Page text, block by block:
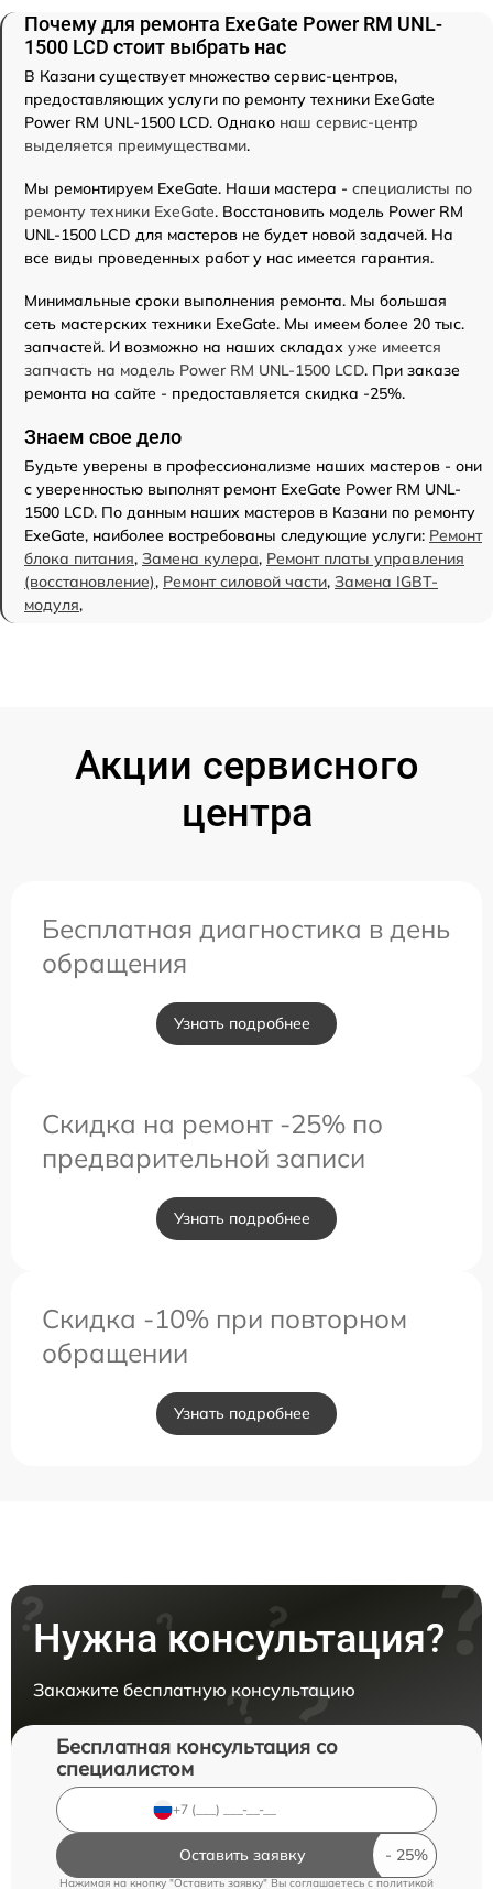
Почему для ремонта ExeGate Power RM UNL-
1500 LCD стоит выбрать нас
В Казани существует множество сервис-центров,
предоставляющих услуги по ремонту техники ExeGate
Power RM UNL-1500 LCD. Однако наш сервис-центр
выделяется преимуществами.
Мы ремонтируем ExeGate. Наши мастера - специалисты по
ремонту техники ExeGate. Восстановить модель Power RM
UNL-1500 LCD для мастеров не будет новой задачей. На
все виды проведенных работ у нас имеется гарантия.
Минимальные сроки выполнения ремонта. Мы большая
сеть мастерских техники ExeGate. Мы имеем более 20 тыс.
запчастей. И возможно на наших складах уже имеется
запчасть на модель Power RM UNL-1500 LCD. При заказе
ремонта на сайте - предоставляется скидка -25%.
Знаем свое дело
Будьте уверены в профессионализме наших мастеров - они
с уверенностью выполнят ремонт ExeGate Power RM UNL-
1500 LCD. По данным наших мастеров в Казани по ремонту
ExeGate, наиболее востребованы следующие услуги: Ремонт
блока питания, Замена кулера, Ремонт платы управления
(восстановление), Ремонт силовой части, Замена IGBT-
модуля,
Акции сервисного
центра
Бесплатная диагностика в день
обращения
Узнать подробнее
Скидка на ремонт -25% по
предварительной записи
Узнать подробнее
Скидка -10% при повторном
обращении
Узнать подробнее
Нужна консультация?
Закажите бесплатную консультацию
Бесплатная консультация со
специалистом
Оставить заявку
Нажимая на кнопку "Оставить заявку" Вы соглашаетесь cполитикой